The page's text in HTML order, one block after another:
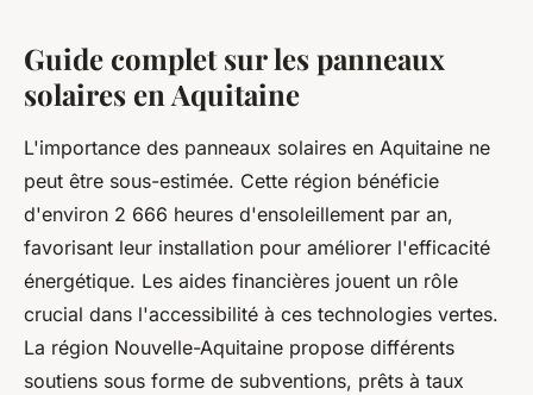
Guide complet sur les panneaux
solaires en Aquitaine
L'importance des panneaux solaires en Aquitaine ne
peut être sous-estimée. Cette région bénéficie
d'environ 2 666 heures d'ensoleillement par an,
favorisant leur installation pour améliorer l'efficacité
énergétique. Les aides financières jouent un rôle
crucial dans l'accessibilité à ces technologies vertes.
La région Nouvelle-Aquitaine propose différents
soutiens sous forme de subventions, prêts à taux